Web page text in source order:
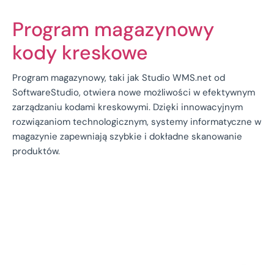
Program magazynowy
kody kreskowe
Program magazynowy, taki jak Studio WMS.net od
SoftwareStudio, otwiera nowe możliwości w efektywnym
zarządzaniu kodami kreskowymi. Dzięki innowacyjnym
rozwiązaniom technologicznym, systemy informatyczne w
magazynie zapewniają szybkie i dokładne skanowanie
produktów.